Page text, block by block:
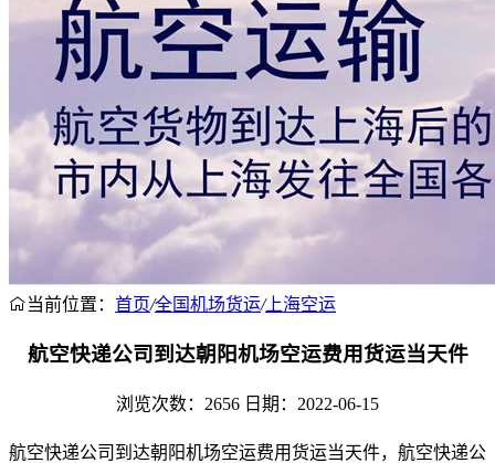
当前位置： 首页/全国机场货运/上海空运
航空快递公司到达朝阳机场空运费用货运当天件
浏览次数：2656 日期：2022-06-15
航空快递公司到达朝阳机场空运费用货运当天件，航空快递公